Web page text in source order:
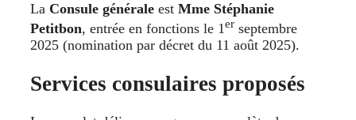
La Consule générale est Mme Stéphanie
Petitbon, entrée en fonctions le 1er septembre
2025 (nomination par décret du 11 août 2025).
Services consulaires proposés